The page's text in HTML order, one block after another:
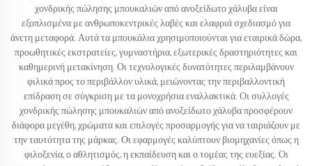
χονδρικής πώλησης μπουκαλιών από ανοξείδωτο χάλυβα είναι
εξοπλισμένα με ανθρωποκεντρικές λαβές και ελαφριά σχεδιασμό για
άνετη μεταφορά. Αυτά τα μπουκάλια χρησιμοποιούνται για εταιρικά δώρα,
προωθητικές εκστρατείες, γυμναστήρια, εξωτερικές δραστηριότητες και
καθημερινή μετακίνηση. Οι τεχνολογικές δυνατότητες περιλαμβάνουν
φιλικά προς το περιβάλλον υλικά, μειώνοντας την περιβαλλοντική
επίδραση σε σύγκριση με τα μονοχρήσια εναλλακτικά. Οι συλλογές
χονδρικής πώλησης μπουκαλιών από ανοξείδωτο χάλυβα προσφέρουν
διάφορα μεγέθη, χρώματα και επιλογές προσαρμογής για να ταιριάζουν με
την ταυτότητα της μάρκας. Οι εφαρμογές καλύπτουν βιομηχανίες όπως η
φιλοξενία, ο αθλητισμός, η εκπαίδευση και ο τομέας της ευεξίας. Οι